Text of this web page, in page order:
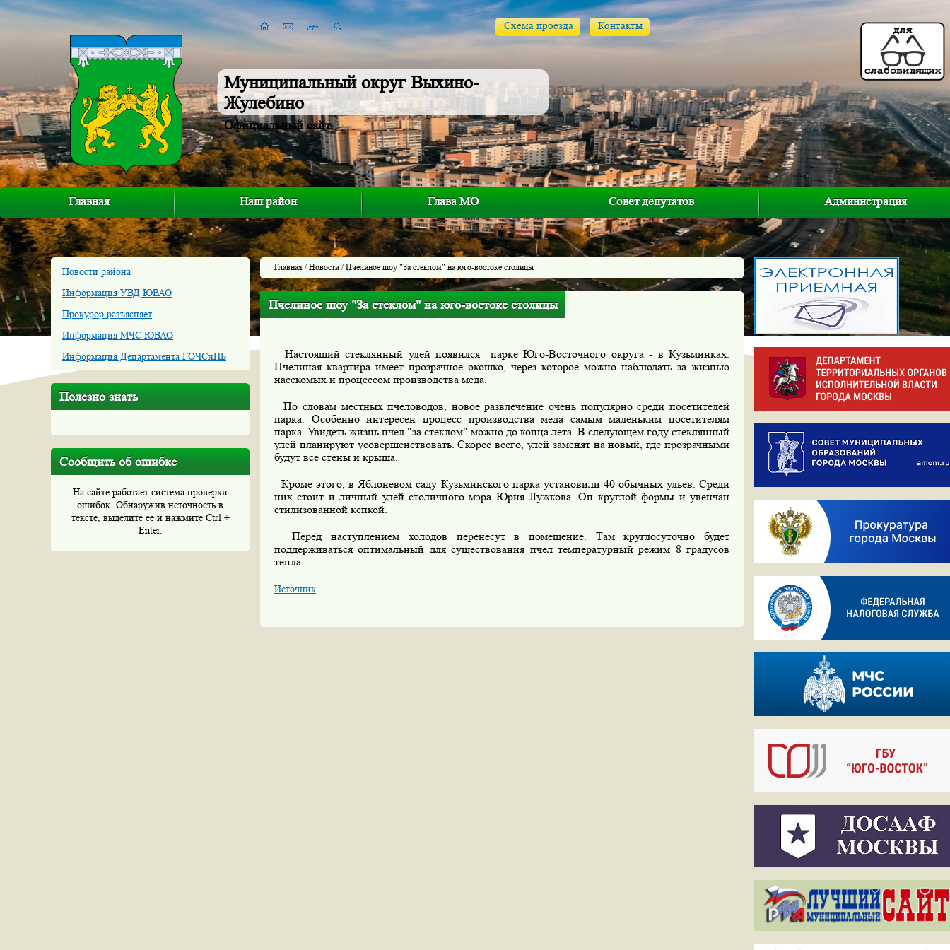
Муниципальный округ Выхино-
Жулебино
Официальный сайт
Схема проезда Контакты
Главная Наш район Глава МО Совет депутатов Администрация
Новости района
Информация УВД ЮВАО
Прокурор разъясняет
Информация МЧС ЮВАО
Информация Департамента ГОЧСиПБ
Полезно знать
Сообщить об ошибке
На сайте работает система проверки
ошибок. Обнаружив неточность в
тексте, выделите ее и нажмите Ctrl +
Enter.
Главная /Новости/ Пчелиное шоу "За стеклом" на юго-востоке столицы
Пчелиное шоу "За стеклом" на юго-востоке столицы
Настоящий стеклянный улей появился парке Юго-Восточного округа - в Кузьминках.
Пчелиная квартира имеет прозрачное окошко, через которое можно наблюдать за жизнью
насекомых и процессом производства меда.
По словам местных пчеловодов, новое развлечение очень популярно среди посетителей
парка. Особенно интересен процесс производства меда самым маленьким посетителям
парка. Увидеть жизнь пчел "за стеклом" можно до конца лета. В следующем году стеклянный
улей планируют усовершенствовать. Скорее всего, улей заменят на новый, где прозрачными
будут все стены и крыша.
Кроме этого, в Яблоневом саду Кузьминского парка установили 40 обычных ульев. Среди
них стоит и личный улей столичного мэра Юрия Лужкова. Он круглой формы и увенчан
стилизованной кепкой.
Перед наступлением холодов перенесут в помещение. Там круглосуточно будет
поддерживаться оптимальный для существования пчел температурный режим 8 градусов
тепла.
Источник